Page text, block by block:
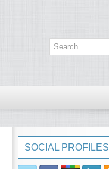
SOCIAL PROFILES